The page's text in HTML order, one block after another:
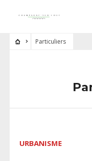
Particuliers
URBANISME